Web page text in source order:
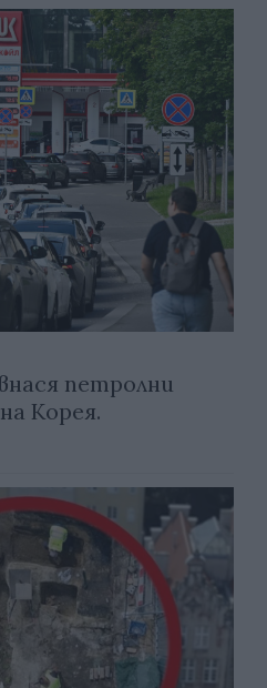
петролни
Корея.